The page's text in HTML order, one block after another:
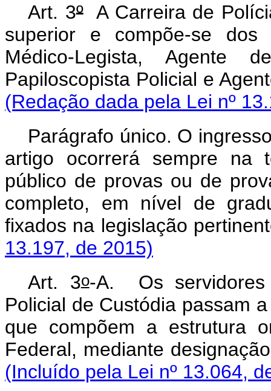
Art. 3ºA Carreira de
superior e compõe-se
Médico-Legista, Agente
Papiloscopista Policial
(Redação dada pela Lei nº
Parágrafo único. O
artigo ocorrerá sempre na
público de provas ou de
completo, em nível de
fixados na
13.197, de 2015)
Art. 3o-A. Os servidores
Policial de Custódia passam
que compõem a estrutura
Federal, mediante
(Incluído pela Lei nº 13.064,